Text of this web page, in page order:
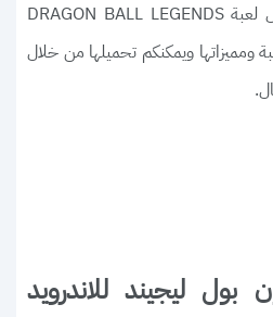
عبر شبكة الإنترنت عن تحميل لعبة DRAGON BALL LEGENDS
ومميزاتها ويمكنكم تحميلها من خلال
بول ليجيند للاندرويد